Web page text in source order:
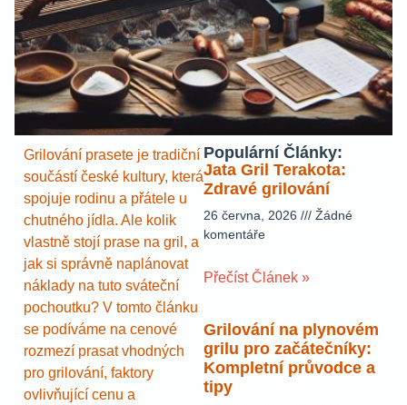
Grilování prasete je tradiční
součástí české kultury, která
spojuje rodinu a přátele u
chutného jídla. Ale kolik
vlastně stojí prase na gril, a
jak si správně naplánovat
náklady na tuto sváteční
pochoutku? V tomto článku
se podíváme na cenové
rozmezí prasat vhodných
pro grilování, faktory
ovlivňující cenu a
Populární Články:
Jata Gril Terakota:
Zdravé grilování
26 června, 2026
Žádné
komentáře
Přečíst Článek »
Grilování na plynovém
grilu pro začátečníky:
Kompletní průvodce a
tipy